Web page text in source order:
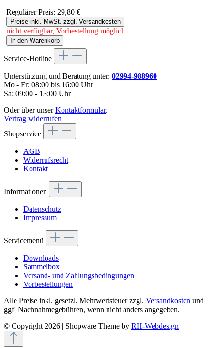
Regulärer Preis: 29,80 €
Preise inkl. MwSt. zzgl. Versandkosten
nicht verfügbar, Vorbestellung möglich
In den Warenkorb
Service-Hotline
Unterstützung und Beratung unter: 02994-988960
Mo - Fr: 08:00 bis 16:00 Uhr
Sa: 09:00 - 13:00 Uhr
Oder über unserKontaktformular.
Vertrag widerrufen
Shopservice
AGB
Widerrufsrecht
Kontakt
Informationen
Datenschutz
Impressum
Servicemenü
Downloads
Sammelbox
Versand- und Zahlungsbedingungen
Vorbestellungen
Alle Preise inkl. gesetzl. Mehrwertsteuer zzgl. Versandkosten und
ggf. Nachnahmegebühren, wenn nicht anders angegeben.
© Copyright 2026 | Shopware Theme by RH-Webdesign